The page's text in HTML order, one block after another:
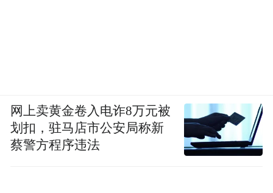
网上卖黄金卷入电诈8万元被
划扣，驻马店市公安局称新
蔡警方程序违法